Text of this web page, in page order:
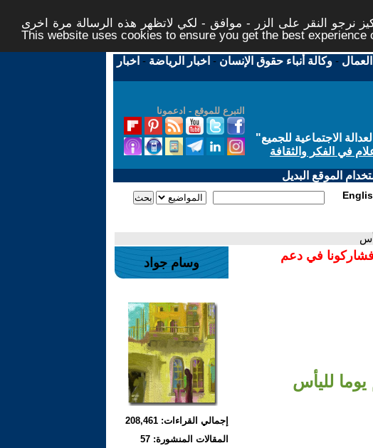
نرجو النقر على الزر - موافق - لكي لاتظهر هذه الرسالة مرة اخرى -
This website uses cookies to ensure you get the best experience
العمال -وكالة أنباء حقوق الإنسان - اخبار الرياضة - اخبار
التبرع للموقع - ادعمونا
الاجتماعية للجميع"
في الفكر والثقافة
الموقع البديل
فشاركونا في دعم
لليأس
وسام جواد
إجمالي القراءات: 208,461
المقالات المنشورة: 57